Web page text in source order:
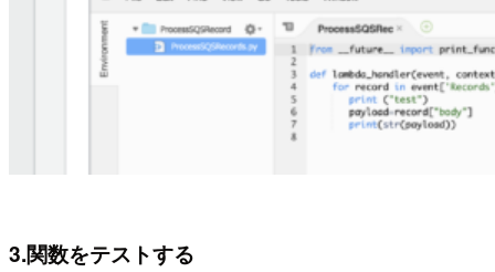
3.関数をテストする